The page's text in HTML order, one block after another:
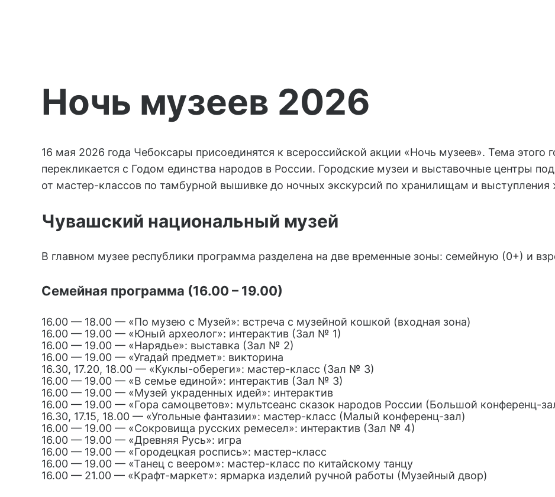
Ночь музеев 2026
16 мая 2026 года Чебоксары присоединятся к всероссийской акции «Ночь музеев». Тема
перекликается с Годом единства народов в России. Городские музеи и выставочные центры
от мастер-классов по тамбурной вышивке до ночных экскурсий по хранилищам и выступления
Чувашский национальный музей
В главном музее республики программа разделена на две временные зоны: семейную (0+) и
Семейная программа (16.00 – 19.00)
16.00 — 18.00 — «По музею с Музей»: встреча с музейной кошкой (входная зона)
16.00 — 19.00 — «Юный археолог»: интерактив (Зал № 1)
16.00 — 19.00 — «Нарядье»: выставка (Зал № 2)
16.00 — 19.00 — «Угадай предмет»: викторина
16.30, 17.20, 18.00 — «Куклы-обереги»: мастер-класс (Зал № 3)
16.00 — 19.00 — «В семье единой»: интерактив (Зал № 3)
16.00 — 19.00 — «Музей украденных идей»: интерактив
16.00 — 19.00 — «Гора самоцветов»: мультсеанс сказок народов России (Большой конференц-
16.30, 17.15, 18.00 — «Угольные фантазии»: мастер-класс (Малый конференц-зал)
16.00 — 19.00 — «Сокровища русских ремесел»: интерактив (Зал № 4)
16.00 — 19.00 — «Древняя Русь»: игра
16.00 — 19.00 — «Городецкая роспись»: мастер-класс
16.00 — 19.00 — «Танец с веером»: мастер-класс по китайскому танцу
16.00 — 21.00 — «Крафт-маркет»: ярмарка изделий ручной работы (Музейный двор)